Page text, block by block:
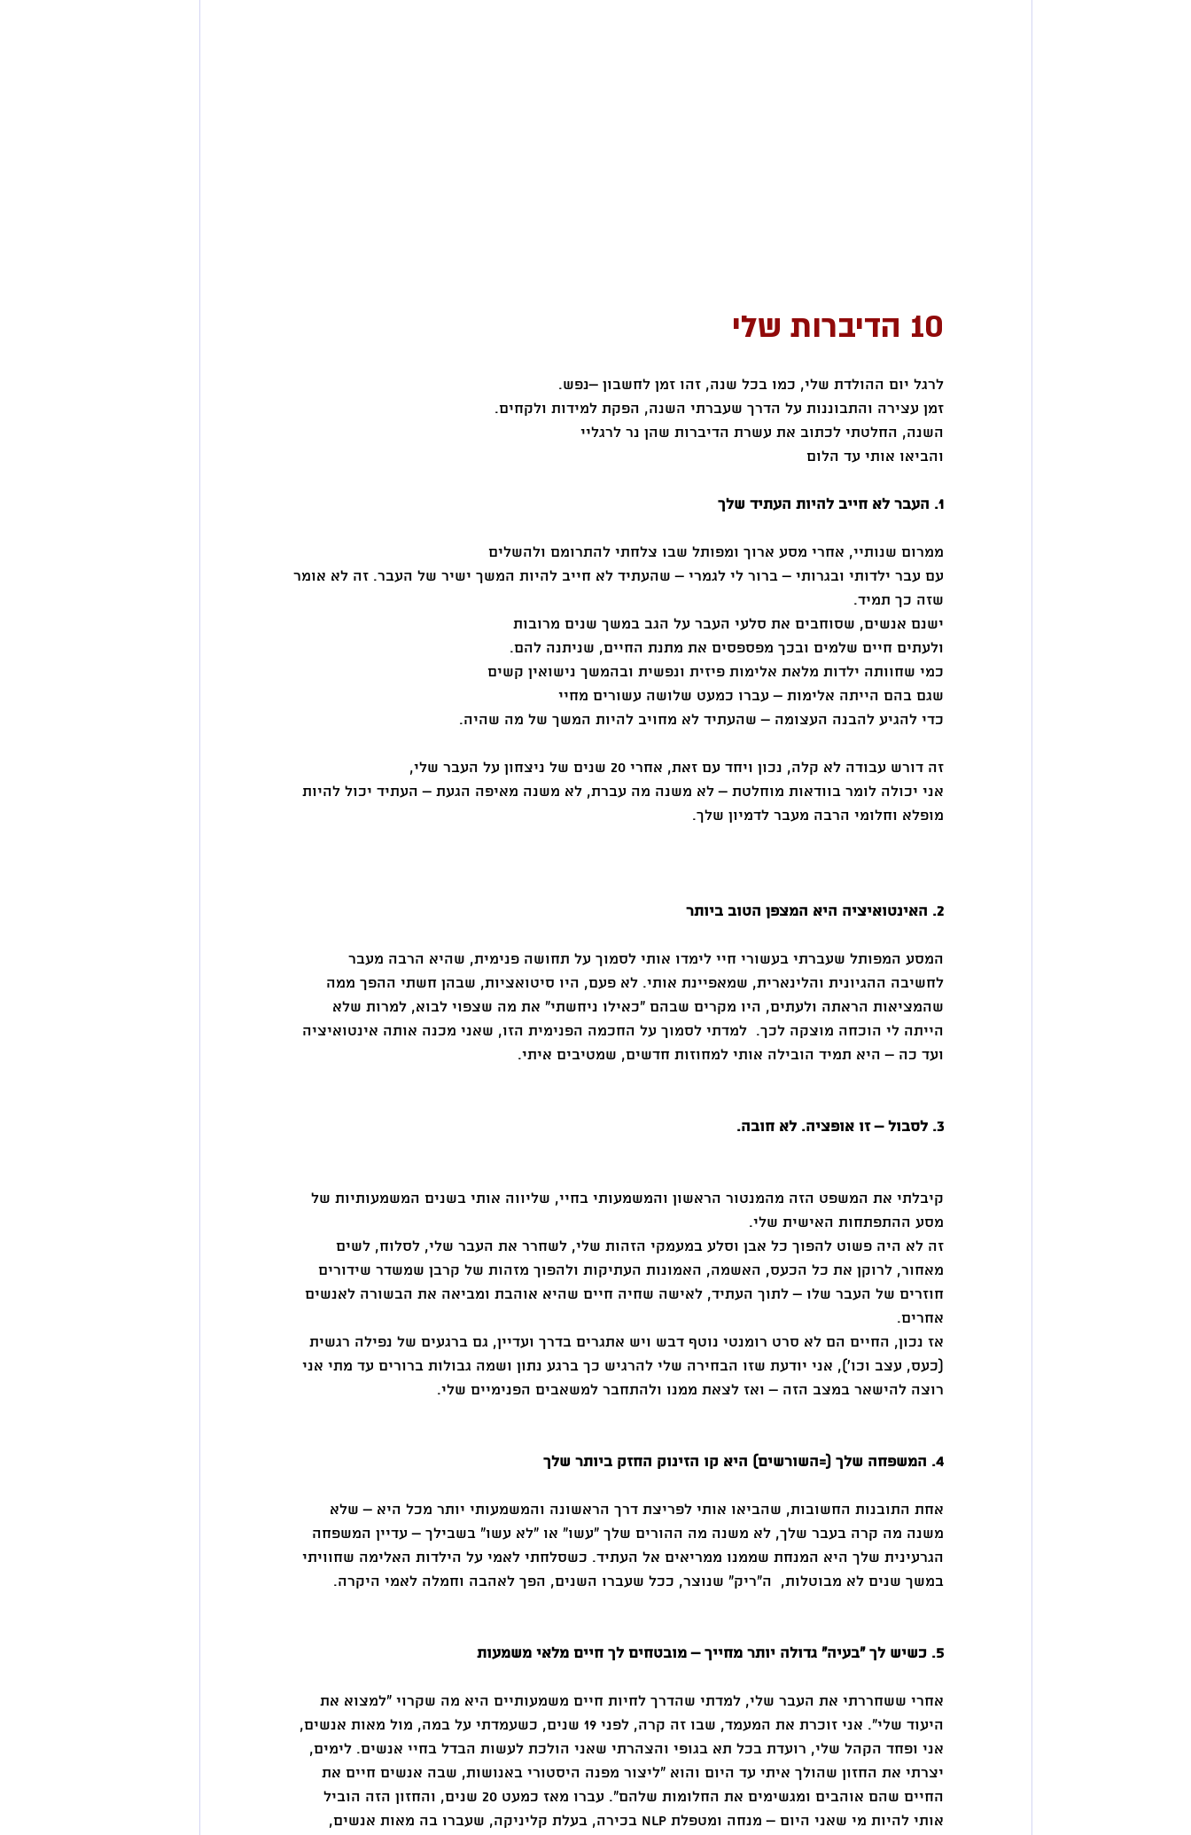
10 הדיברות שלי
לרגל יום ההולדת שלי, כמו בכל שנה, זהו זמן לחשבון –נפש.
זמן עצירה והתבוננות על הדרך שעברתי השנה, הפקת למידות ולקחים.
השנה, החלטתי לכתוב את עשרת הדיברות שהן נר לרגליי
והביאו אותי עד הלום
1. העבר לא חייב להיות העתיד שלך
ממרום שנותיי, אחרי מסע ארוך ומפותל שבו צלחתי להתרומם ולהשלים
עם עבר ילדותי ובגרותי – ברור לי לגמרי – שהעתיד לא חייב להיות המשך ישיר של העבר. זה לא אומר
שזה כך תמיד.
ישנם אנשים, שסוחבים את סלעי העבר על הגב במשך שנים מרובות
ולעתים חיים שלמים ובכך מפספסים את מתנת החיים, שניתנה להם.
כמי שחוותה ילדות מלאת אלימות פיזית ונפשית ובהמשך נישואין קשים
שגם בהם הייתה אלימות – עברו כמעט שלושה עשורים מחיי
כדי להגיע להבנה העצומה – שהעתיד לא מחויב להיות המשך של מה שהיה.
זה דורש עבודה לא קלה, נכון ויחד עם זאת, אחרי 20 שנים של ניצחון על העבר שלי,
אני יכולה לומר בוודאות מוחלטת – לא משנה מה עברת, לא משנה מאיפה הגעת – העתיד יכול להיות
מופלא וחלומי הרבה מעבר לדמיון שלך.
2. האינטואיציה היא המצפן הטוב ביותר
המסע המפותל שעברתי בעשורי חיי לימדו אותי לסמוך על תחושה פנימית, שהיא הרבה מעבר
לחשיבה ההגיונית והלינארית, שמאפיינת אותי. לא פעם, היו סיטואציות, שבהן חשתי ההפך ממה
שהמציאות הראתה ולעתים, היו מקרים שבהם "כאילו ניחשתי" את מה שצפוי לבוא, למרות שלא
הייתה לי הוכחה מוצקה לכך.  למדתי לסמוך על החכמה הפנימית הזו, שאני מכנה אותה אינטואיציה
ועד כה – היא תמיד הובילה אותי למחוזות חדשים, שמטיבים איתי.
3. לסבול – זו אופציה. לא חובה.
קיבלתי את המשפט הזה מהמנטור הראשון והמשמעותי בחיי, שליווה אותי בשנים המשמעותיות של
מסע ההתפתחות האישית שלי.
זה לא היה פשוט להפוך כל אבן וסלע במעמקי הזהות שלי, לשחרר את העבר שלי, לסלוח, לשים
מאחור, לרוקן את כל הכעס, האשמה, האמונות העתיקות ולהפוך מזהות של קרבן שמשדר שידורים
חוזרים של העבר שלו – לתוך העתיד, לאישה שחיה חיים שהיא אוהבת ומביאה את הבשורה לאנשים
אחרים.
אז נכון, החיים הם לא סרט רומנטי נוטף דבש ויש אתגרים בדרך ועדיין, גם ברגעים של נפילה רגשית
(כעס, עצב וכו'), אני יודעת שזו הבחירה שלי להרגיש כך ברגע נתון ושמה גבולות ברורים עד מתי אני
רוצה להישאר במצב הזה – ואז לצאת ממנו ולהתחבר למשאבים הפנימיים שלי.
4. המשפחה שלך (=השורשים) היא קו הזינוק החזק ביותר שלך
אחת התובנות החשובות, שהביאו אותי לפריצת דרך הראשונה והמשמעותי יותר מכל היא – שלא
משנה מה קרה בעבר שלך, לא משנה מה ההורים שלך "עשו" או "לא עשו" בשבילך – עדיין המשפחה
הגרעינית שלך היא המנחת שממנו ממריאים אל העתיד. כשסלחתי לאמי על הילדות האלימה שחוויתי
במשך שנים לא מבוטלות,  ה"ריק" שנוצר, ככל שעברו השנים, הפך לאהבה וחמלה לאמי היקרה.
5. כשיש לך "בעיה" גדולה יותר מחייך – מובטחים לך חיים מלאי משמעות
אחרי ששחררתי את העבר שלי, למדתי שהדרך לחיות חיים משמעותיים היא מה שקרוי "למצוא את
היעוד שלי". אני זוכרת את המעמד, שבו זה קרה, לפני 19 שנים, כשעמדתי על במה, מול מאות אנשים,
אני ופחד הקהל שלי, רועדת בכל תא בגופי והצהרתי שאני הולכת לעשות הבדל בחיי אנשים. לימים,
יצרתי את החזון שהולך איתי עד היום והוא "ליצור מפנה היסטורי באנושות, שבה אנשים חיים את
החיים שהם אוהבים ומגשימים את החלומות שלהם". עברו מאז כמעט 20 שנים, והחזון הזה הוביל
אותי להיות מי שאני היום – מנחה ומטפלת NLP בכירה, בעלת קליניקה, שעברו בה מאות אנשים,